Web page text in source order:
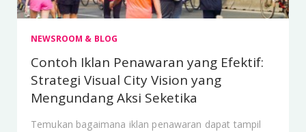
NEWSROOM & BLOG
Contoh Iklan Penawaran yang Efektif:
Strategi Visual City Vision yang
Mengundang Aksi Seketika
Temukan bagaimana iklan penawaran dapat tampil